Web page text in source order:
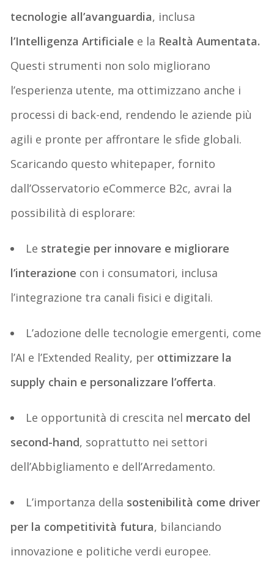
tecnologie all’avanguardia, inclusa
l’Intelligenza Artificiale e la Realtà Aumentata.
Questi strumenti non solo migliorano
l’esperienza utente, ma ottimizzano anche i
processi di back-end, rendendo le aziende più
agili e pronte per affrontare le sfide globali.
Scaricando questowhitepaper, fornito
dall’Osservatorio eCommerce B2c, avrai la
possibilità di esplorare:
Le strategie per innovare e migliorare
l’interazione con i consumatori, inclusa
l’integrazione tra canali fisici e digitali.
L’adozione delle tecnologie emergenti, come
l’AI e l’Extended Reality, per ottimizzare la
supply chain e personalizzare l’offerta.
Le opportunità di crescita nel mercato del
second-hand, soprattutto nei settori
dell’Abbigliamento e dell’Arredamento.
L’importanza della sostenibilità come driver
per la competitività futura, bilanciando
innovazione e politiche verdi europee.